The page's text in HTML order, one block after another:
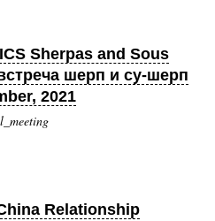
Sherpas and Sous
шерп и су-шерп
2021
Relationship